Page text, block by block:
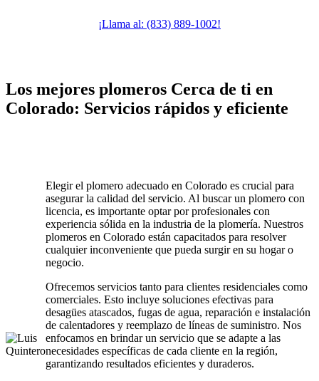
¡Llama al: (833) 889-1002!
Los mejores plomeros Cerca de ti en
Colorado: Servicios rápidos y eficiente
Elegir el plomero adecuado en Colorado es crucial para
asegurar la calidad del servicio. Al buscar un plomero con
licencia, es importante optar por profesionales con
experiencia sólida en la industria de la plomería. Nuestros
plomeros en Colorado están capacitados para resolver
cualquier inconveniente que pueda surgir en su hogar o
negocio.
Ofrecemos servicios tanto para clientes residenciales como
comerciales. Esto incluye soluciones efectivas para
desagües atascados, fugas de agua, reparación e instalación
de calentadores y reemplazo de líneas de suministro. Nos
enfocamos en brindar un servicio que se adapte a las
necesidades específicas de cada cliente en la región,
garantizando resultados eficientes y duraderos.